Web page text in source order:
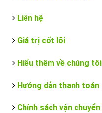
Liên hệ
Giá trị cốt lõi
Hiểu thêm về chúng tôi
Hướng dẫn thanh toán
Chính sách vận chuyển